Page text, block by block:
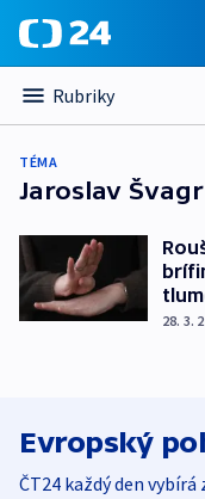
Rubriky
TÉMA
Jaroslav Švagr
28. 3.
Evropský
ČT24 každý den